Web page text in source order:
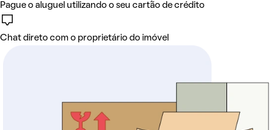
Pague o aluguel utilizando o seu cartão de crédito
Chat direto com o proprietário do imóvel